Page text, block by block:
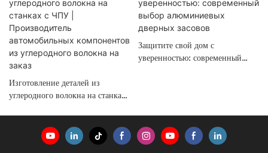
Изготовление деталей из
углеродного волокна на станках
углеродного волокна на заказ
Защитите свой дом с
уверенностью: современный